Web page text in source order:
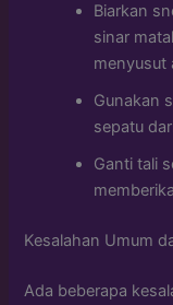
Biarkan
sinar
menyusut
Gunakan
sepatu
Ganti tali
Kesalahan Umum
Ada beberapa